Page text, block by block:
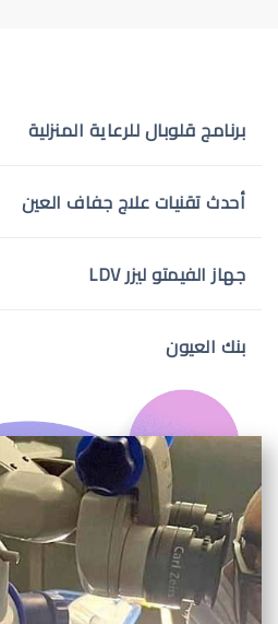
برنامج قلوبال للرعاية المنزلية
أحدث تقنيات علاج جفاف العين
جهاز الفيمتو ليزر LDV
بنك العيون